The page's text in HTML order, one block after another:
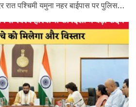
रात पश्चिमी यमुना नहर बाईपास पर पुलिस
उपचार के दौरान दोनों की मौत हो गई।